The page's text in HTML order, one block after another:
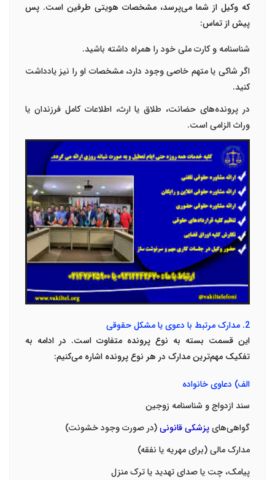
که وکیل از شما می‌پرسد، مشخصات هویتی طرفین است. پس
پیش از تماس:
شناسنامه و کارت ملی خود را همراه داشته باشید.
اگر شاکی یا متهم خاصی وجود دارد، مشخصات او را نیز یادداشت
کنید.
در پرونده‌های حضانت، طلاق یا ارث، اطلاعات کامل فرزندان یا
وراث الزامی است.
2. مدارک مرتبط با دعوی یا مشکل حقوقی
این قسمت بسته به نوع پرونده متفاوت است. در ادامه به
تفکیک مهم‌ترین مدارک در هر نوع پرونده اشاره می‌کنیم:
الف) دعاوی خانواده
سند ازدواج و شناسنامه زوجین
گواهی‌هایپزشکی قانونی(در صورت وجود خشونت)
مدارک مالی (برای مهریه یا نفقه)
پیامک، چت یا صدای تهدید یا ترک منزل